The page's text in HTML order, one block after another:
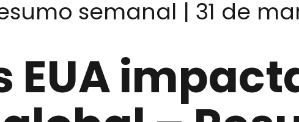
semanal | 31 de
EUA